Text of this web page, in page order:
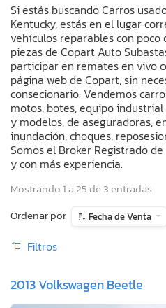
Si estás buscando Carros
Kentucky, estás en el lugar
vehículos reparables con
piezas de Copart Auto
participar en remates en vivo
página web de Copart, sin
consecionario. Vendemos
motos, botes, equipo
y modelos, de aseguradoras,
inundación, choques,
Somos el Broker Registrado
y con más experiencia.
Mostrando 1 a 25 de 3 entradas
Ordenar por
Fecha de Venta
Filtros
2013 Volkswagen Beetle